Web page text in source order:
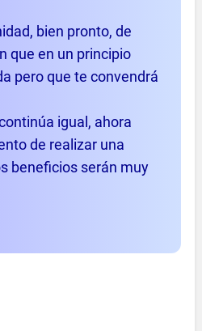
bien pronto, de
que en un principio
pero que te convendrá
igual, ahora
de realizar una
beneficios serán muy